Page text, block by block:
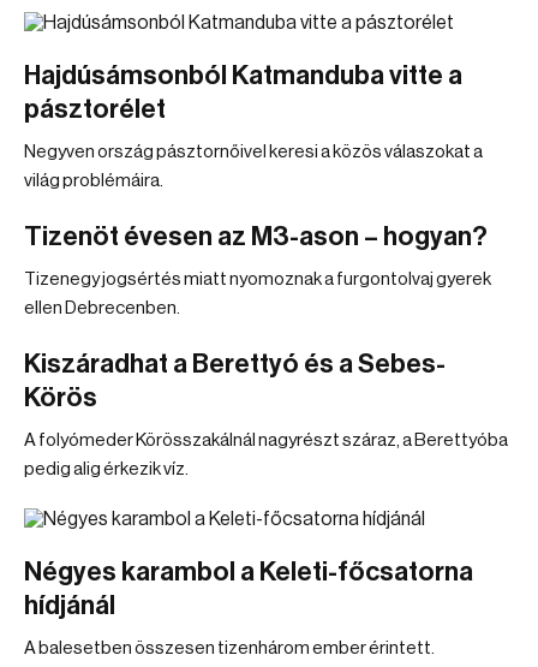
Hajdúsámsonból Katmanduba vitte a
pásztorélet
Negyven ország pásztornőivel keresi a közös válaszokat a
világ problémáira.
Tizenöt évesen az M3-ason – hogyan?
Tizenegy jogsértés miatt nyomoznak a furgontolvaj gyerek
ellen Debrecenben.
Kiszáradhat a Berettyó és a Sebes-
Körös
A folyómeder Körösszakálnál nagyrészt száraz, a Berettyóba
pedig alig érkezik víz.
Négyes karambol a Keleti-főcsatorna
hídjánál
A balesetben összesen tizenhárom ember érintett.